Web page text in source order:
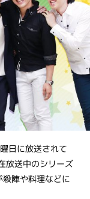
日に放送されて
放送中のシリーズ
陣や料理などに